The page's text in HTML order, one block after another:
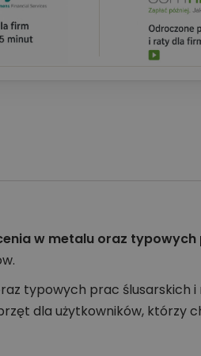
w metalu oraz
typowych prac ślusarskich
dla użytkowników, którzy